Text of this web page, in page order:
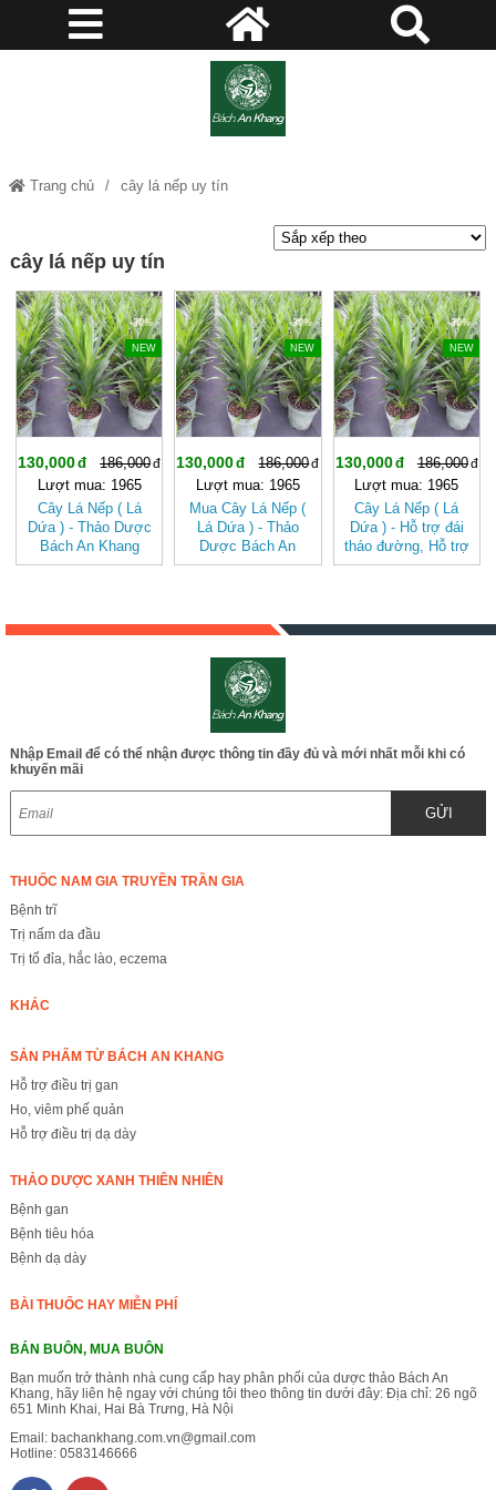
Trang chủ cây lá nếp uy tín
cây lá nếp uy tín
-30%
NEW
130,000
186,000
Lượt mua: 1965
Cây Lá Nếp ( Lá
Dứa ) - Thảo Dược
Bách An Khang
BAK830
-30%
NEW
130,000
186,000
Lượt mua: 1965
Mua Cây Lá Nếp (
Lá Dứa ) - Thảo
Dược Bách An
Khang BAK830
-30%
NEW
130,000
186,000
Lượt mua: 1965
Cây Lá Nếp ( Lá
Dứa ) - Hỗ trợ đái
tháo đường, Hỗ trợ
hệ thống thần kinh,
Nhập Email để có thể nhận được thông tin đầy đủ và mới nhất mỗi khi có
khuyến mãi
GỬI
THUỐC NAM GIA TRUYỀN TRẦN GIA
Bệnh trĩ
Trị nấm da đầu
Trị tổ đỉa, hắc lào, eczema
KHÁC
SẢN PHẨM TỪ BÁCH AN KHANG
Hỗ trợ điều trị gan
Ho, viêm phế quản
Hỗ trợ điều trị dạ dày
THẢO DƯỢC XANH THIÊN NHIÊN
Bệnh gan
Bệnh tiêu hóa
Bệnh dạ dày
BÀI THUỐC HAY MIỄN PHÍ
BÁN BUÔN, MUA BUÔN
Bạn muốn trở thành nhà cung cấp hay phân phối của dược thảo Bách An
Khang, hãy liên hệ ngay với chúng tôi theo thông tin dưới đây: Địa chỉ: 26 ngõ
651 Minh Khai, Hai Bà Trưng, Hà Nội
Email: bachankhang.com.vn@gmail.com
Hotline: 0583146666